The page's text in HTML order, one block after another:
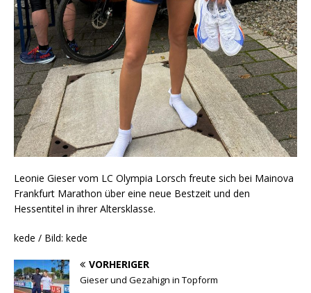
Leonie Gieser vom LC Olympia Lorsch freute sich bei Mainova
Frankfurt Marathon über eine neue Bestzeit und den
Hessentitel in ihrer Altersklasse.
kede / Bild: kede
VORHERIGER
Gieser und Gezahign in Topform